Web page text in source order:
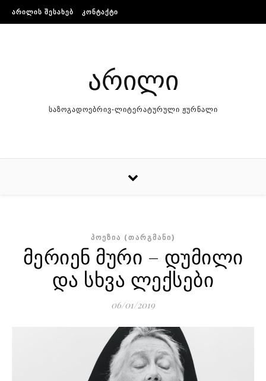
Skip to content
ᲐᲠᲘᲚᲘᲡ ᲨᲔᲡᲐᲮᲔᲑ ᲙᲝᲜᲢᲐᲥᲢᲘ
არილი
საზოგადოებრივ-ლიტერატურული ჟურნალი
ᲞᲝᲔᲖᲘᲐ (ᲗᲐᲠᲒᲛᲐᲜᲘ)
მერიენ მური – დუმილი
და სხვა ლექსები
06/01/2019